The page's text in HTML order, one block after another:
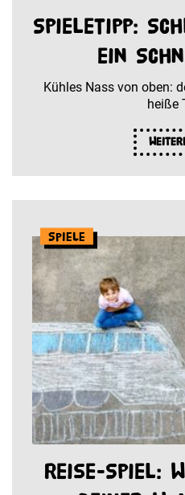
Spieletipp:
ein
Kühles Nass von oben:
heiße
Spiele
Reise-Spiel: